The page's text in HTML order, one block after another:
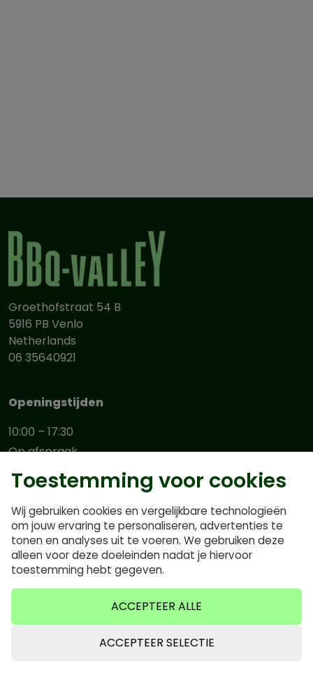
Groethofstraat 54 B
5916 PB Venlo
Netherlands
06 35640921
Openingstijden
10:00 – 17:30
Op afspraak
Op afspraak
10:00 – 17:30
10:00 – 17:30
10:00 – 17:00
12:00 – 17:00
Schrijf je in voor onze nieuwsbrief!
Toestemming voor cookies
Wij gebruiken cookies en vergelijkbare technologieën
om jouw ervaring te personaliseren, advertenties te
tonen en analyses uit te voeren. We gebruiken deze
alleen voor deze doeleinden nadat je hiervoor
toestemming hebt gegeven.
ACCEPTEER ALLE
ACCEPTEER SELECTIE